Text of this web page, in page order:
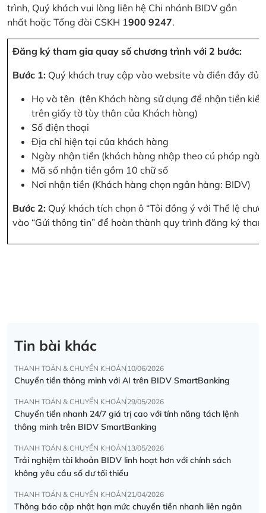
trình, Quý khách vui lòng liên hệ Chi nhánh BIDV gần
nhất hoặc Tổng đài CSKH 1900 9247.
Đăng ký tham gia quay số chương trình với 2 bước:
Bước 1: Quý khách truy cập vào website và điền đầy đủ
Họ và tên (tên Khách hàng sử dụng để nhận tiền
trên giấy tờ tùy thân của Khách hàng)
Số điện thoại
Địa chỉ hiện tại của khách hàng
Ngày nhận tiền (khách hàng nhập theo cú pháp
Mã số nhận tiền gồm 10 chữ số
Nơi nhận tiền (Khách hàng chọn ngân hàng: BIDV)
Bước 2: Quý khách tích chọn ô “Tôi đồng ý với Thể lệ
vào “Gửi thông tin” để hoàn thành quy trình đăng ký
Tin bài khác
THANH TOÁN & CHUYỂN KHOẢN 10/06/2026
Chuyển tiền thông minh với AI trên BIDV SmartBanking
THANH TOÁN & CHUYỂN KHOẢN 29/05/2026
Chuyển tiền nhanh 24/7 giá trị cao với tính năng tách lệnh
thông minh trên BIDV SmartBanking
THANH TOÁN & CHUYỂN KHOẢN 13/05/2026
Trải nghiệm tài khoản BIDV linh hoạt hơn với chính sách
không yêu cầu số dư tối thiểu
THANH TOÁN & CHUYỂN KHOẢN 21/04/2026
Thông báo cập nhật hạn mức chuyển tiền nhanh liên ngân